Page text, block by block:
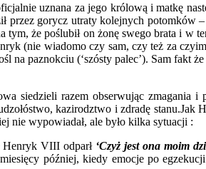
uznana za jego królową i matkę
przez gorycz utraty kolejnych potomków
że poślubił on żonę swego brata i w
(nie wiadomo czy sam, czy też za
paznokciu (‘szósty palec’). Sam fakt
siedzieli razem obserwując zmagania i
kazirodztwo i zdradę
nie wypowiadał, ale było kilka sytuacji :
Henryk VIII odparł ‘Czyż jest ona moim
później, kiedy emocje po